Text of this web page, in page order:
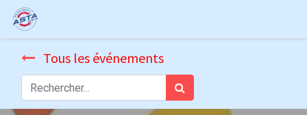
Tous les événements